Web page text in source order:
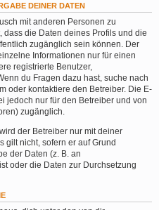
DEINER DATEN
mit anderen Personen zu
die Daten deines Profils und die
zugänglich sein können. Der
Informationen nur für einen
registrierte Benutzer,
du Fragen dazu hast, suche nach
oder kontaktiere den Betreiber. Die E-
jedoch nur für den Betreiber und von
zugänglich.
der Betreiber nur mit deiner
gilt nicht, sofern er auf Grund
der Daten (z. B. an
oder die Daten zur Durchsetzung